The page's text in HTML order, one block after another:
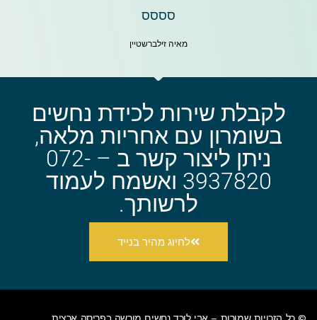
סססס
מאיה זילברשטיין
לקבלת שירות לכידת נחשים
בשומרון עם אחריות מלאה,
ניתן ליצור קשר ב – 072-
3937820 ואשמח לעמוד
לרשותך.
לחיוג מהיר בנייד